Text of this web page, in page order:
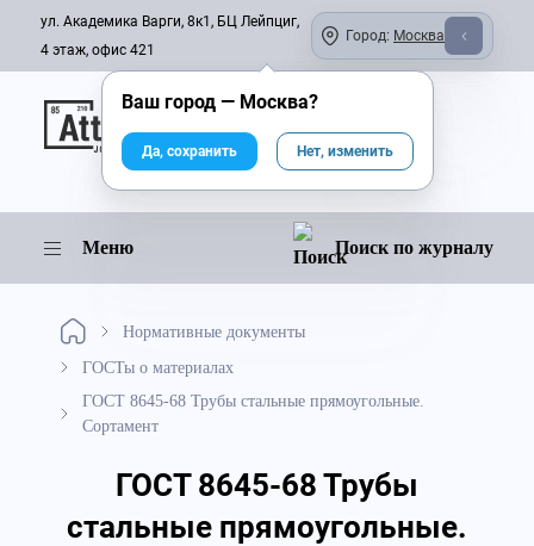
ул. Академика Варги, 8к1, БЦ Лейпциг,
4 этаж, офис 421
Город: Москва
Онлайн-журнал
Меню Поиск по журналу
Нормативные документы
ГОСТы о материалах
ГОСТ 8645-68 Трубы стальные прямоугольные.
Сортамент
ГОСТ 8645-68 Трубы
стальные прямоугольные.
Ваш город — Москва?
Да, сохранить Нет, изменить